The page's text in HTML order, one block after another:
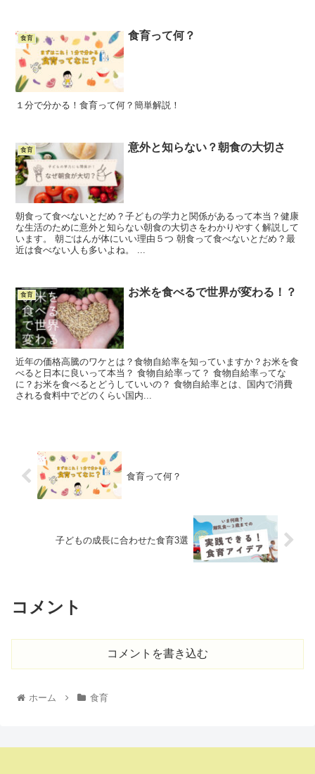
食育 食育って何？
１分で分かる！食育って何？簡単解説！
食育 意外と知らない？朝食の大切さ
朝食って食べないとだめ？子どもの学力と関係があるって本当？健康
な生活のために意外と知らない朝食の大切さをわかりやすく解説して
います。 朝ごはんが体にいい理由５つ 朝食って食べないとだめ？最
近は食べない人も多いよね。 ...
食育 お米を食べるで世界が変わる！？
近年の価格高騰のワケとは？食物自給率を知っていますか？お米を食
べると日本に良いって本当？ 食物自給率って？ 食物自給率ってな
に？お米を食べるとどうしていいの？ 食物自給率とは、国内で消費
される食料中でどのくらい国内...
食育って何？
子どもの成長に合わせた食育3選
コメント
コメントを書き込む
ホーム 食育